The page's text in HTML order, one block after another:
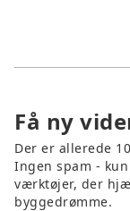
Få ny
Der er allerede
Ingen spam -
værktøjer, der
byggedrømme.